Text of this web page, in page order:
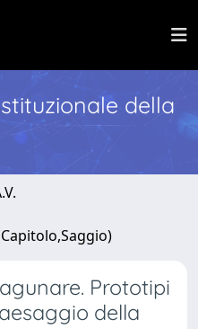
della
Prototipi
della